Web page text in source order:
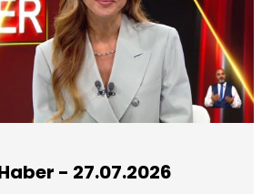
- 27.07.2026